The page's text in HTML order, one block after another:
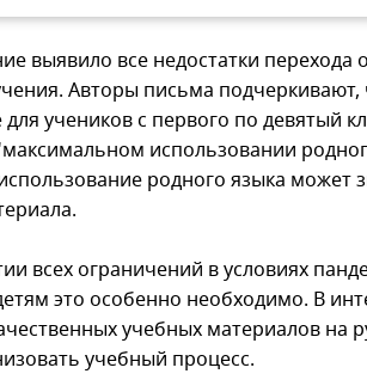
выявило все недостатки перехода
Авторы письма подчеркивают,
учеников с первого по девятый
использовании
использование родного языка может
всех ограничений в условиях
это особенно необходимо. В
учебных материалов на
учебный процесс.